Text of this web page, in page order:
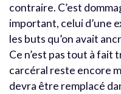
contraire. C’est
important, celui d’une
les buts qu’on avait
Ce n’est pas tout à fait
carcéral reste encore
devra être remplacé